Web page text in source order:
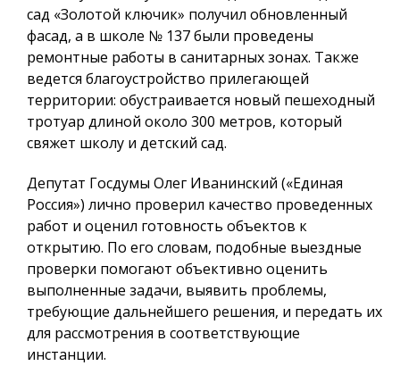
сад «Золотой ключик» получил обновленный
фасад, а в школе № 137 были проведены
ремонтные работы в санитарных зонах. Также
ведется благоустройство прилегающей
территории: обустраивается новый пешеходный
тротуар длиной около 300 метров, который
свяжет школу и детский сад.
Депутат Госдумы Олег Иванинский («Единая
Россия») лично проверил качество проведенных
работ и оценил готовность объектов к
открытию. По его словам, подобные выездные
проверки помогают объективно оценить
выполненные задачи, выявить проблемы,
требующие дальнейшего решения, и передать их
для рассмотрения в соответствующие
инстанции.